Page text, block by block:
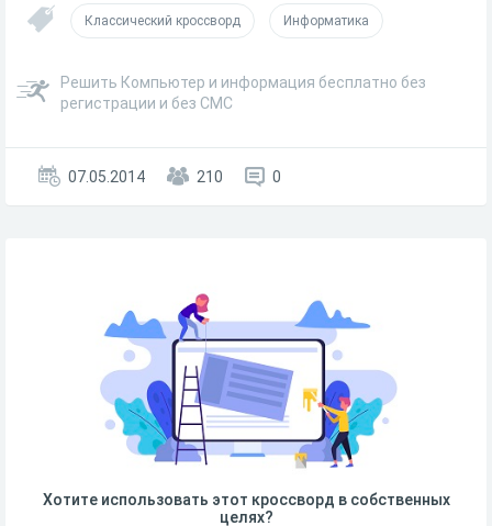
Классический кроссворд Информатика
Решить Компьютер и информация бесплатно без
регистрации и без СМС
07.05.2014 210 0
Хотите использовать этот кроссворд в собственных
целях?